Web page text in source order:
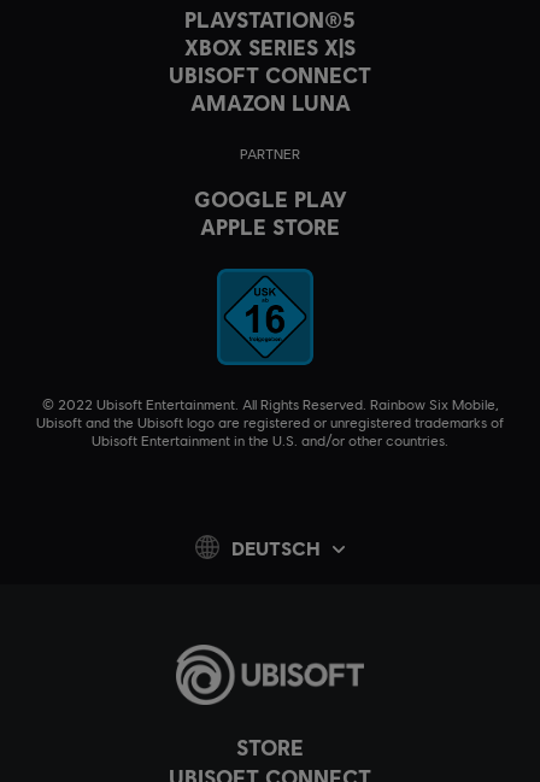
STORE
PLAYSTATION®5
XBOX SERIES X|S
UBISOFT CONNECT
AMAZON LUNA
PARTNER
GOOGLE PLAY
APPLE STORE
© 2022 Ubisoft Entertainment. All Rights Reserved. Rainbow Six Mobile,
Ubisoft and the Ubisoft logo are registered or unregistered trademarks of
Ubisoft Entertainment in the U.S. and/or other countries.
DEUTSCH